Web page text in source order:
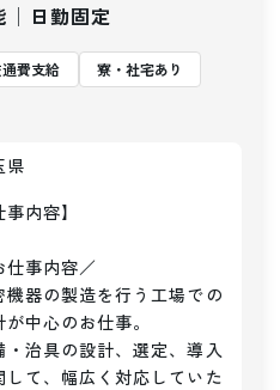
│日勤固定
費支給
寮・社宅あり
県
事内容】
仕事内容／
機器の製造を行う工場での
が中心のお仕事。
・治具の設計、選定、導入
して、幅広く対応していた